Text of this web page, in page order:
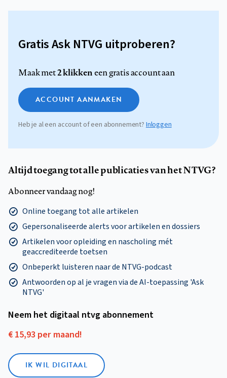
Gratis Ask NTVG uitproberen?
Maak met2 klikkeneen gratis account aan
ACCOUNT AANMAKEN
Heb je al een account of een abonnement?Inloggen
Altijd toegang tot alle publicaties van het NTVG?
Abonneer vandaag nog!
Online toegang tot alle artikelen
Gepersonaliseerde alerts voor artikelen en dossiers
Artikelen voor opleiding en nascholing mét
geaccrediteerde toetsen
Onbeperkt luisteren naar de NTVG-podcast
Antwoorden op al je vragen via de AI-toepassing 'Ask
NTVG'
Neem het digitaal ntvg abonnement
€ 15,93 per maand!
IK WIL DIGITAAL